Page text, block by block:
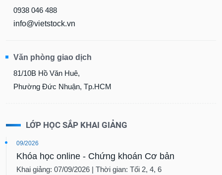
0938 046 488
info@vietstock.vn
Văn phòng giao dịch
81/10B Hồ Văn Huê,
Phường Đức Nhuận, Tp.HCM
LỚP HỌC SẮP KHAI GIẢNG
09/2026
Khóa học online - Chứng khoán Cơ bản
Khai giảng: 07/09/2026 | Thời gian: Tối 2, 4, 6